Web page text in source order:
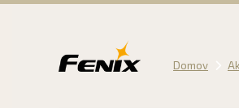
Domov